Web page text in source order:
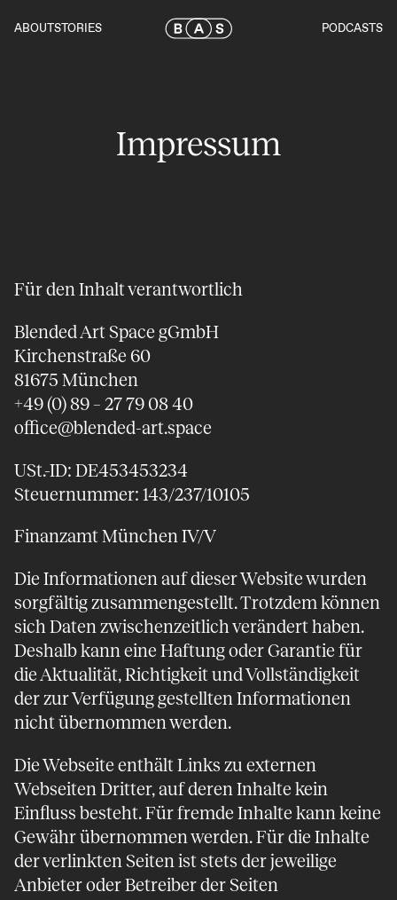
theABOUTSTORIES PODCASTS
Impressum
Für den Inhalt verantwortlich
Blended Art Space gGmbH
Kirchenstraße 60
81675 München
+49 (0) 89 – 27 79 08 40
office@blended-art.space
USt.-ID: DE453453234
Steuernummer: 143/237/10105
Finanzamt München IV/V
Die Informationen auf dieser Website wurden
sorgfältig zusammengestellt. Trotzdem können
sich Daten zwischenzeitlich verändert haben.
Deshalb kann eine Haftung oder Garantie für
die Aktualität, Richtigkeit und Vollständigkeit
der zur Verfügung gestellten Informationen
nicht übernommen werden.
Die Webseite enthält Links zu externen
Webseiten Dritter, auf deren Inhalte kein
Einfluss besteht. Für fremde Inhalte kann keine
Gewähr übernommen werden. Für die Inhalte
der verlinkten Seiten ist stets der jeweilige
Anbieter oder Betreiber der Seiten